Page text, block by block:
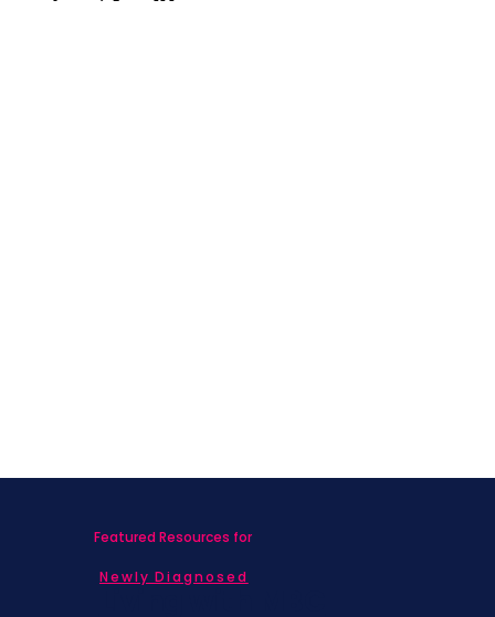
Featured Resources for
Newly Diagnosed